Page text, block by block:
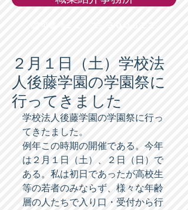
２月１日（土）学校法
人後藤学園の学園祭に
行ってきました
学校法人後藤学園の学園祭に行っ
てきたました。
例年この時期の開催である。今年
は２月１日（土）、２日（日）で
ある。私は初日であったが高校生
等の若者のみならず、様々な年齢
層の人たちで入り口・受付から行